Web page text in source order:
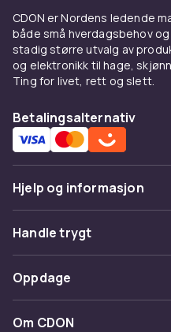
CDON er Nordens ledende
både små hverdagsbehov
stadig større utvalg av
og elektronikk til hage,
Ting for livet, rett og slett.
Betalingsalternativ
Hjelp og informasjon
Vanlige spørsmål
Spor pakke
Angre & returner her
Kontakt oss
Handle trygt
Betaling
Levering
Oppdage
Kategorier
Om CDON